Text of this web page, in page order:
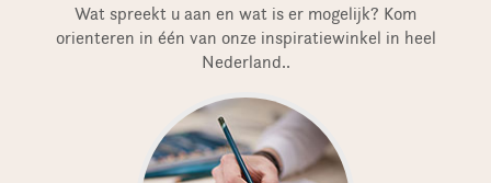
Wat spreekt u aan en wat is er mogelijk? Kom
orienteren in één van onze inspiratiewinkel in heel
Nederland..